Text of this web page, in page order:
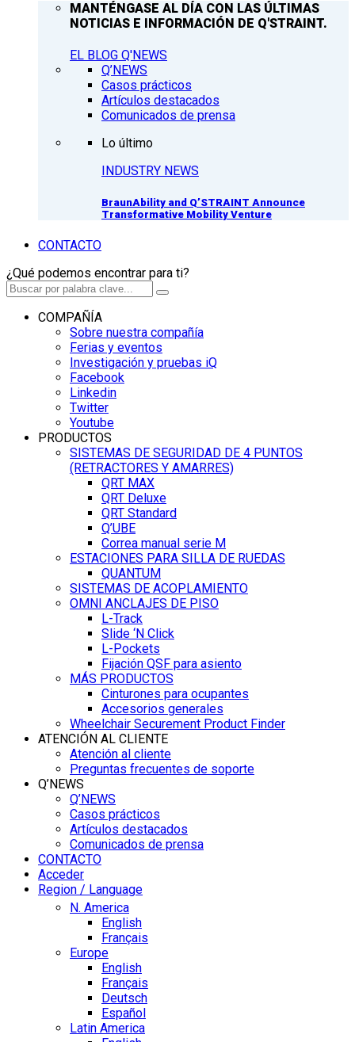
MANTÉNGASE AL DÍA CON LAS ÚLTIMAS
NOTICIAS E INFORMACIÓN DE Q'STRAINT.
EL BLOG Q'NEWS
Q’NEWS
Casos prácticos
Artículos destacados
Comunicados de prensa
Lo último
INDUSTRY NEWS
BraunAbility and Q’STRAINT Announce
Transformative Mobility Venture
CONTACTO
¿Qué podemos encontrar para ti?
COMPAÑÍA
Sobre nuestra compañía
Ferias y eventos
Investigación y pruebas iQ
Facebook
Linkedin
Twitter
Youtube
PRODUCTOS
SISTEMAS DE SEGURIDAD DE 4 PUNTOS
(RETRACTORES Y AMARRES)
QRT MAX
QRT Deluxe
QRT Standard
Q’UBE
Correa manual serie M
ESTACIONES PARA SILLA DE RUEDAS
QUANTUM
SISTEMAS DE ACOPLAMIENTO
OMNI ANCLAJES DE PISO
L-Track
Slide ‘N Click
L-Pockets
Fijación QSF para asiento
MÁS PRODUCTOS
Cinturones para ocupantes
Accesorios generales
Wheelchair Securement Product Finder
ATENCIÓN AL CLIENTE
Atención al cliente
Preguntas frecuentes de soporte
Q’NEWS
Q’NEWS
Casos prácticos
Artículos destacados
Comunicados de prensa
CONTACTO
Acceder
Region / Language
N. America
English
Français
Europe
English
Français
Deutsch
Español
Latin America